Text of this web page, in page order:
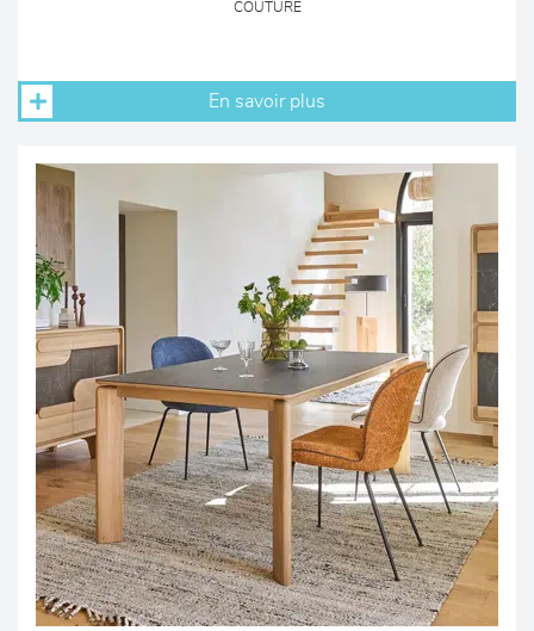
COUTURE
En savoir plus